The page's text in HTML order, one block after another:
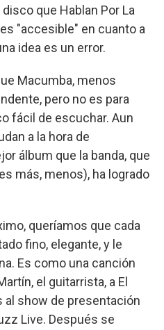
que Hablan Por La
"accesible" en cuanto a
idea es un error.
Macumba, menos
pero no es para
fácil de escuchar. Aun
a la hora de
álbum que la banda, que
más, menos), ha logrado
queríamos que cada
fino, elegante, y le
Es como una canción
el guitarrista, a El
al show de presentación
Live. Después se